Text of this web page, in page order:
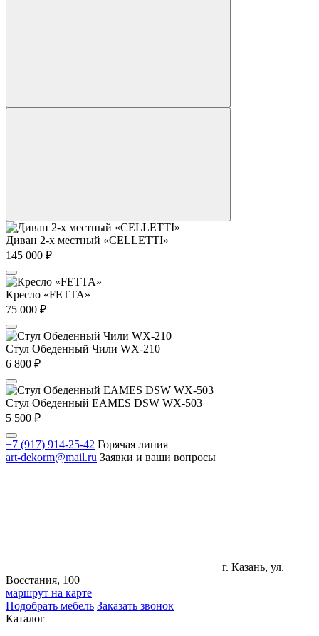
Диван 2-х местный «CELLETTI»
145 000 ₽
Кресло «FETTA»
75 000 ₽
Стул Обеденный Чили WX-210
6 800 ₽
Стул Обеденный EAMES DSW WX-503
5 500 ₽
+7 (917) 914-25-42 Горячая линия
art-dekorm@mail.ru Заявки и ваши вопросы
г. Казань, ул.
Восстания, 100
маршрут на карте
Подобрать мебель Заказать звонок
Каталог